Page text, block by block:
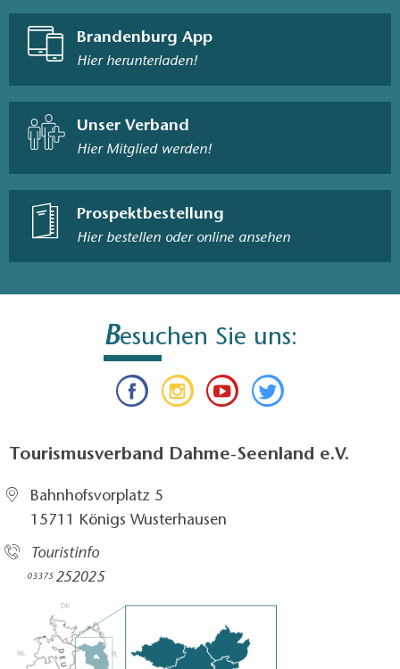
Brandenburg App
Hier herunterladen!
Unser Verband
Hier Mitglied werden!
Prospektbestellung
Hier bestellen oder online ansehen
Besuchen Sie uns:
Tourismusverband Dahme-Seenland e.V.
Bahnhofsvorplatz 5​
15711 Königs Wusterhausen
Touristinfo
03375252025​